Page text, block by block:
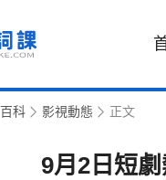
百科 影視動態 正文
9月2日短